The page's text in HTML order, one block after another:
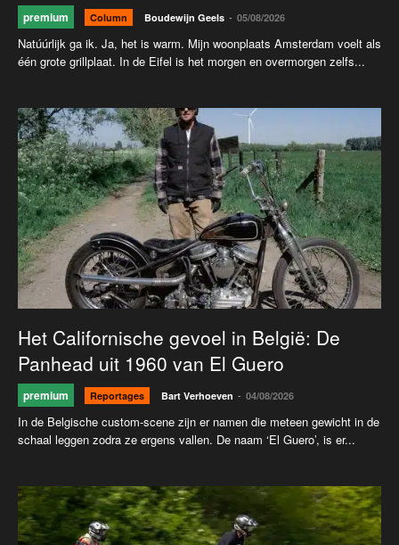
premium Column Boudewijn Geels - 05/08/2026
Natúúrlijk ga ik. Ja, het is warm. Mijn woonplaats Amsterdam voelt als
één grote grillplaat. In de Eifel is het morgen en overmorgen zelfs...
Het Californische gevoel in België: De
Panhead uit 1960 van El Guero
premium Reportages Bart Verhoeven - 04/08/2026
In de Belgische custom-scene zijn er namen die meteen gewicht in de
schaal leggen zodra ze ergens vallen. De naam ‘El Guero’, is er...